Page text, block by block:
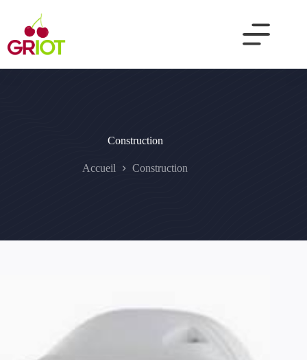
contenu
Construction
Accueil Construction